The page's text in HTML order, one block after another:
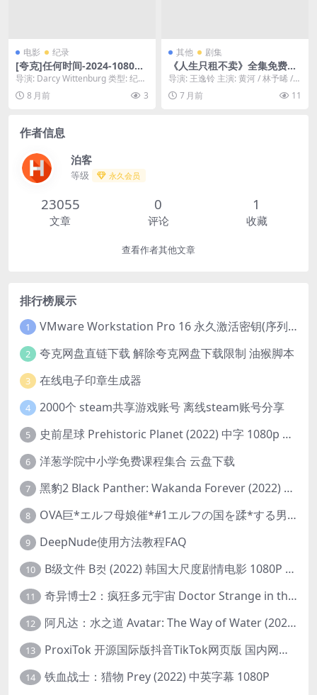
电影 纪录
[夸克]任何时间-2024-1080P
中字首发-剧情/动作-[US]
导演: Darcy Wittenburg 类型: 纪录
片 / 冒险 资源下载：任...
8 月前 3
其他 剧集
《人生只租不卖》全集免费下
载-2026-热门资源直达 – 剧
网盘]
导演: 王逸铃 主演: 黄河 / 林予晞 /
陈妍霏 / 王真琳 / 谢章颖 /...
7 月前 11
作者信息
泊客
等级 永久会员
23055
文章
0
评论
1
收藏
查看作者其他文章
排行榜展示
1 VMware Workstation Pro 16 永久激活密钥(序列号)
2 夸克网盘直链下载 解除夸克网盘下载限制 油猴脚本
3 在线电子印章生成器
4 2000个 steam共享游戏账号 离线steam账号分享
5 史前星球 Prehistoric Planet (2022) 中字 1080p 高清 阿里云盘 2022.5.27已更新全集
6 洋葱学院中小学免费课程集合 云盘下载
7 黑豹2 Black Panther: Wakanda Forever (2022) 高清版
8 OVA巨*エルフ母娘催*#1エルフの国を蹂*する男。汚された女王と姫
9 DeepNude使用方法教程FAQ
10 B级文件 B컷 (2022) 韩国大尺度剧情电影 1080P 中字
11 奇异博士2：疯狂多元宇宙 Doctor Strange in the Multiverse of Madness (2022) 高清版1080p
12 阿凡达：水之道 Avatar: The Way of Water (2022) 1080p 2k 4k 中文字幕
13 ProxiTok 开源国际版抖音TikTok网页版 国内网络直连
14 铁血战士：猎物 Prey (2022) 中英字幕 1080P